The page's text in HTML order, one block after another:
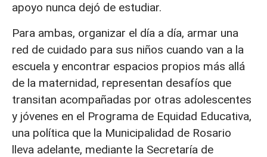
apoyo nunca dejó de estudiar.
Para ambas, organizar el día a día, armar una
red de cuidado para sus niños cuando van a la
escuela y encontrar espacios propios más allá
de la maternidad, representan desafíos que
transitan acompañadas por otras adolescentes
y jóvenes en el Programa de Equidad Educativa,
una política que la Municipalidad de Rosario
lleva adelante, mediante la Secretaría de